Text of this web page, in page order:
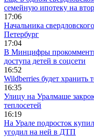
семейную ипотеку на
17:06
Начальника
Петербург
17:04
В Минцифры
доступа детей в соцсети
16:52
Wildberries будет хранить
16:35
Улицу на Уралмаше
теплосетей
16:19
На Урале подросток
угодил на ней в ДТП